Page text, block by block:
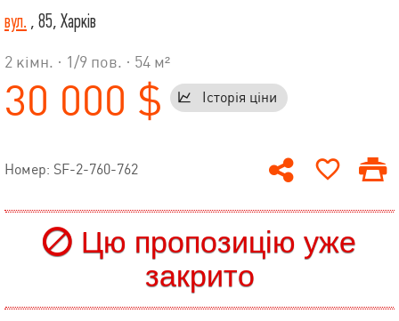
вул. , 85, Харків
2 кімн. · 1 /9 пов. · 54 м²
30 000 $ Історія ціни
Номер: SF-2-760-762
Цю пропозицію уже
закрито